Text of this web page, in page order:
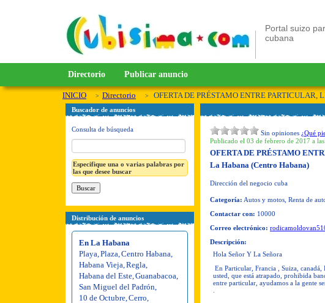
Portal suizo
cubana
Directorio Publicar anuncio
INICIO Directorio OFERTA DE PRÉSTAMO ENTRE PARTICULAR,
Buscador de anuncios
Consulta de búsqueda
Especifique una o varias palabras por
las que desee buscar
Distribución de anuncios
En La Habana
Playa Plaza Centro Habana
Habana Vieja Regla
Habana del Este Guanabacoa
San Miguel del Padrón
10 de Octubre Cerro
Sin opiniones ¿Qué
Publicado el 03 de febrero de 2017 a las
OFERTA DE PRÉSTAMO
La Habana (Centro Habana)
Dirección del negocio cuba
Categoría: Autos y motos, Renta de
Contactar con: 10000
Correo electrónico:
Descripción:
Hola Señor Y La Señora
En Particular, Francia , Suiza,
usted, que está atrapado, prohibida
entre particular, ayudamos a la gente